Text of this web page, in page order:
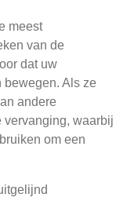
meest
van de
dat uw
bewegen. Als ze
andere
waarbij
om een